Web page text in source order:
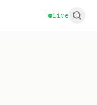
Live